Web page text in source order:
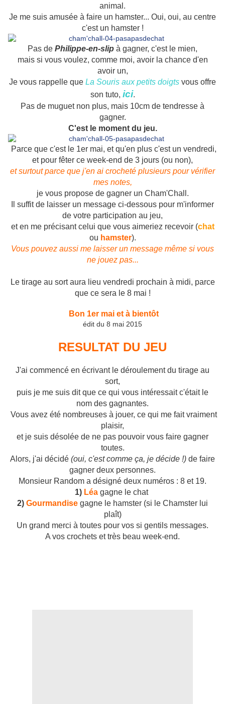
animal.
Je me suis amusée à faire un hamster... Oui, oui, au centre
c'est un hamster !
Pas de Philippe-en-slip à gagner, c'est le mien,
mais si vous voulez, comme moi, avoir la chance d'en
avoir un,
Je vous rappelle que La Souris aux petits doigts vous offre
son tuto, ici.
Pas de muguet non plus, mais 10cm de tendresse à
gagner.
C'est le moment du jeu.
Parce que c'est le 1er mai, et qu'en plus c'est un vendredi,
et pour fêter ce week-end de 3 jours (ou non),
et surtout parce que j'en ai crocheté plusieurs pour vérifier
mes notes,
je vous propose de gagner un Cham'Chall.
Il suffit de laisser un message ci-dessous pour m'informer
de votre participation au jeu,
et en me précisant celui que vous aimeriez recevoir (chat
ou hamster).
Vous pouvez aussi me laisser un message même si vous
ne jouez pas...
Le tirage au sort aura lieu vendredi prochain à midi, parce
que ce sera le 8 mai !
Bon 1er mai et à bientôt
édit du 8 mai 2015
RESULTAT DU JEU
J'ai commencé en écrivant le déroulement du tirage au
sort,
puis je me suis dit que ce qui vous intéressait c'était le
nom des gagnantes.
Vous avez été nombreuses à jouer, ce qui me fait vraiment
plaisir,
et je suis désolée de ne pas pouvoir vous faire gagner
toutes.
Alors, j'ai décidé (oui, c'est comme ça, je décide !) de faire
gagner deux personnes.
Monsieur Random a désigné deux numéros : 8 et 19.
1) Léa gagne le chat
2) Gourmandise gagne le hamster (si le Chamster lui
plaît)
Un grand merci à toutes pour vos si gentils messages.
A vos crochets et très beau week-end.